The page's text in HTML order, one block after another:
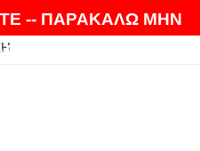
-- ΠΑΡΑΚΑΛΩ ΜΗΝ
ΜΑΣ | EXPRESS